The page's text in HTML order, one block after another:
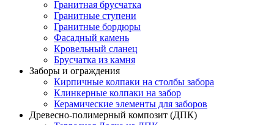
Гранитная брусчатка
Гранитные ступени
Гранитные бордюры
Фасадный камень
Кровельный сланец
Брусчатка из камня
Заборы и ограждения
Кирпичные колпаки на столбы забора
Клинкерные колпаки на забор
Керамические элементы для заборов
Древесно-полимерный композит (ДПК)